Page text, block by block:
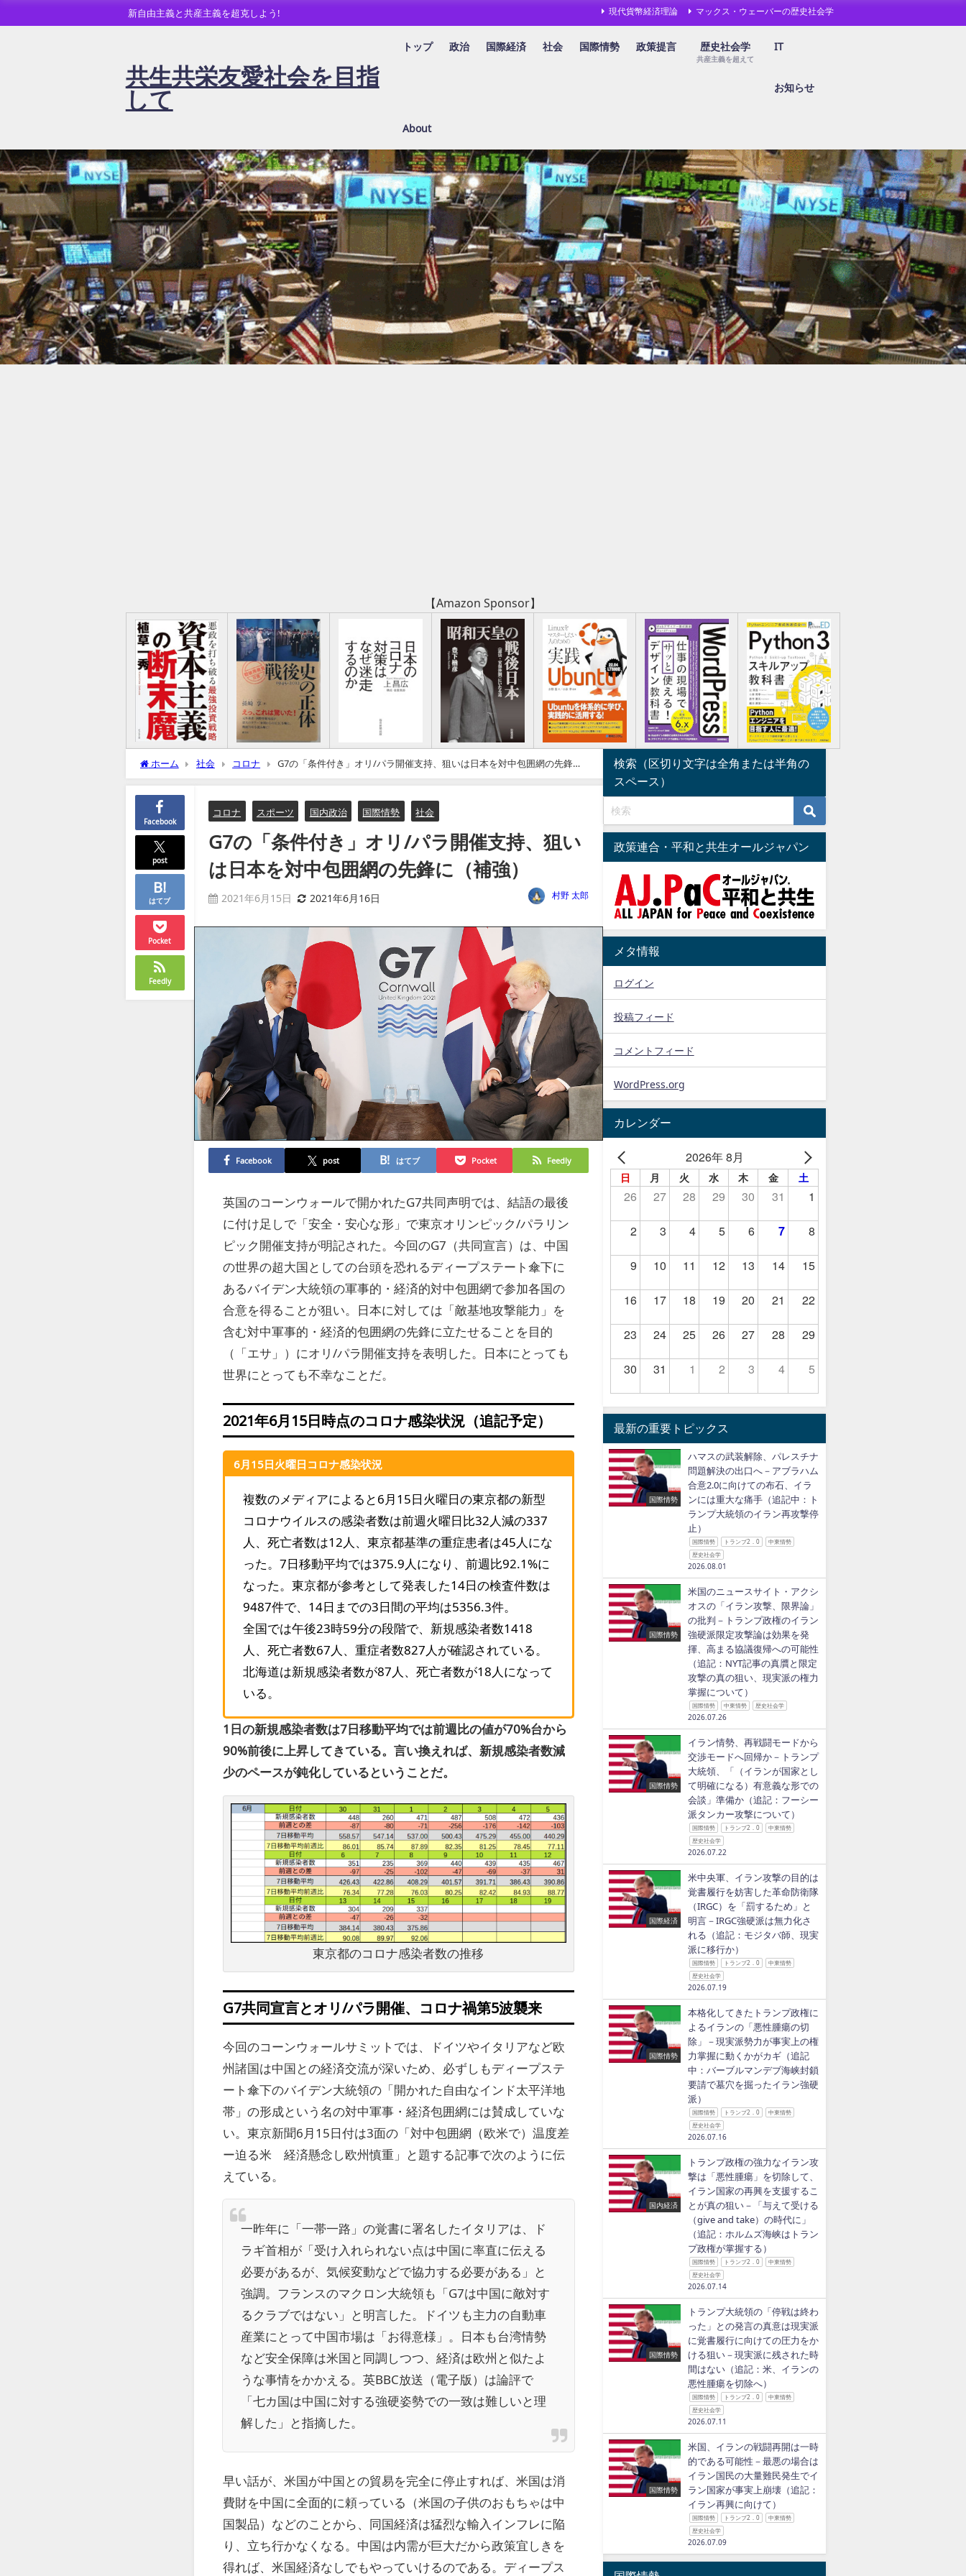
新自由主義と共産主義を超克しよう! 現代貨幣経済理論 マックス・ウェーバーの歴史社会学
共生共栄友愛社会を目指
して
トップ 政治 国際経済 社会 国際情勢 政策提言 歴史社会学
共産主義を超えて
IT
お知らせ
About
【Amazon Sponsor】
ホーム 社会 コロナ
G7の「条件付き」オリ/パラ開催支持、狙いは日本を対中包囲網の先鋒に
（補強）
Facebook
post
はてブ
Pocket
Feedly
コロナ スポーツ 国内政治 国際情勢 社会
G7の「条件付き」オリ/パラ開催支持、狙い
は日本を対中包囲網の先鋒に（補強）
2021年6月15日 2021年6月16日 村野 太郎
Facebook post はてブ Pocket Feedly
英国のコーンウォールで開かれたG7共同声明では、結語の最後
に付け足しで「安全・安心な形」で東京オリンピック/パラリン
ピック開催支持が明記された。今回のG7（共同宣言）は、中国
の世界の超大国としての台頭を恐れるディープステート傘下に
あるバイデン大統領の軍事的・経済的対中包囲網で参加各国の
合意を得ることが狙い。日本に対しては「敵基地攻撃能力」を
含む対中軍事的・経済的包囲網の先鋒に立たせることを目的
（「エサ」）にオリ/パラ開催支持を表明した。日本にとっても
世界にとっても不幸なことだ。
2021年6月15日時点のコロナ感染状況（追記予定）
6月15日火曜日コロナ感染状況
複数のメディアによると6月15日火曜日の東京都の新型
コロナウイルスの感染者数は前週火曜日比32人減の337
人、死亡者数は12人、東京都基準の重症患者は45人にな
った。7日移動平均では375.9人になり、前週比92.1%に
なった。東京都が参考として発表した14日の検査件数は
9487件で、14日までの3日間の平均は5356.3件。
全国では午後23時59分の段階で、新規感染者数1418
人、死亡者数67人、重症者数827人が確認されている。
北海道は新規感染者数が87人、死亡者数が18人になって
いる。
1日の新規感染者数は7日移動平均では前週比の値が70%台から
90%前後に上昇してきている。言い換えれば、新規感染者数減
少のペースが鈍化しているということだ。
東京都のコロナ感染者数の推移
G7共同宣言とオリ/パラ開催、コロナ禍第5波襲来
今回のコーンウォールサミットでは、ドイツやイタリアなど欧
州諸国は中国との経済交流が深いため、必ずしもディープステ
ート傘下のバイデン大統領の「開かれた自由なインド太平洋地
帯」の形成という名の対中軍事・経済包囲網には賛成していな
い。東京新聞6月15日付は3面の「対中包囲網（欧米で）温度差
ー迫る米 経済懸念し欧州慎重」と題する記事で次のように伝
えている。
一昨年に「一帯一路」の覚書に署名したイタリアは、ド
ラギ首相が「受け入れられない点は中国に率直に伝える
必要があるが、気候変動などで協力する必要がある」と
強調。フランスのマクロン大統領も「G7は中国に敵対す
るクラブではない」と明言した。ドイツも主力の自動車
産業にとって中国市場は「お得意様」。日本も台湾情勢
など安全保障は米国と同調しつつ、経済は欧州と似たよ
うな事情をかかえる。英BBC放送（電子版）は論評で
「七カ国は中国に対する強硬姿勢での一致は難しいと理
解した」と指摘した。
早い話が、米国が中国との貿易を完全に停止すれば、米国は消
費財を中国に全面的に頼っている（米国の子供のおもちゃは中
国製品）などのことから、同国経済は猛烈な輸入インフレに陥
り、立ち行かなくなる。中国は内需が巨大だから政策宜しきを
得れば、米国経済なしでもやっていけるのである。ディープス
検索（区切り文字は全角または半角の
スペース）
政策連合・平和と共生オールジャパン
メタ情報
ログイン
投稿フィード
コメントフィード
WordPress.org
カレンダー
2026年 8月
日 月 火 水 木 金 土
26 27 28 29 30 31 1
2 3 4 5 6 7 8
9 10 11 12 13 14 15
16 17 18 19 20 21 22
23 24 25 26 27 28 29
30 31 1 2 3 4 5
最新の重要トピックス
国際情勢
ハマスの武装解除、パレスチナ
問題解決の出口へ－アブラハム
合意2.0に向けての布石、イラ
ンには重大な痛手（追記中：ト
ランプ大統領のイラン再攻撃停
止）
国際情勢 トランプ2．0
中東情勢
歴史社会学
2026.08.01
国際情勢
米国のニュースサイト・アクシ
オスの「イラン攻撃、限界論」
の批判－トランプ政権のイラン
強硬派限定攻撃論は効果を発
揮、高まる協議復帰への可能性
（追記：NYT記事の真贋と限定
攻撃の真の狙い、現実派の権力
掌握について）
国際情勢 中東情勢 歴史社会学
2026.07.26
国際情勢
イラン情勢、再戦闘モードから
交渉モードへ回帰か－トランプ
大統領、「（イランが国家とし
て明確になる）有意義な形での
会談」準備か（追記：フーシー
派タンカー攻撃について）
国際情勢 トランプ2．0
中東情勢
歴史社会学
2026.07.22
国際経済
米中央軍、イラン攻撃の目的は
覚書履行を妨害した革命防衛隊
（IRGC）を「罰するため」と
明言－IRGC強硬派は無力化さ
れる（追記：モジタバ師、現実
派に移行か）
国際情勢 トランプ2．0
中東情勢
歴史社会学
2026.07.19
国際情勢
本格化してきたトランプ政権に
よるイランの「悪性腫瘍の切
除」－現実派勢力が事実上の権
力掌握に動くかがカギ（追記
中：バーブルマンデブ海峡封鎖
要請で墓穴を掘ったイラン強硬
派）
国際情勢 トランプ2．0
中東情勢
歴史社会学
2026.07.16
国内経済
トランプ政権の強力なイラン攻
撃は「悪性腫瘍」を切除して、
イラン国家の再興を支援するこ
とが真の狙い－「与えて受ける
（give and take）の時代に」
（追記：ホルムズ海峡はトラン
プ政権が掌握する）
国際情勢 トランプ2．0
中東情勢
歴史社会学
2026.07.14
国際情勢
トランプ大統領の「停戦は終わ
った」との発言の真意は現実派
に覚書履行に向けての圧力をか
ける狙い－現実派に残された時
間はない（追記：米、イランの
悪性腫瘍を切除へ）
国際情勢 トランプ2．0
中東情勢
歴史社会学
2026.07.11
国際情勢
米国、イランの戦闘再開は一時
的である可能性－最悪の場合は
イラン国民の大量難民発生でイ
ラン国家が事実上崩壊（追記：
イラン再興に向けて）
国際情勢 トランプ2．0
中東情勢
歴史社会学
2026.07.09